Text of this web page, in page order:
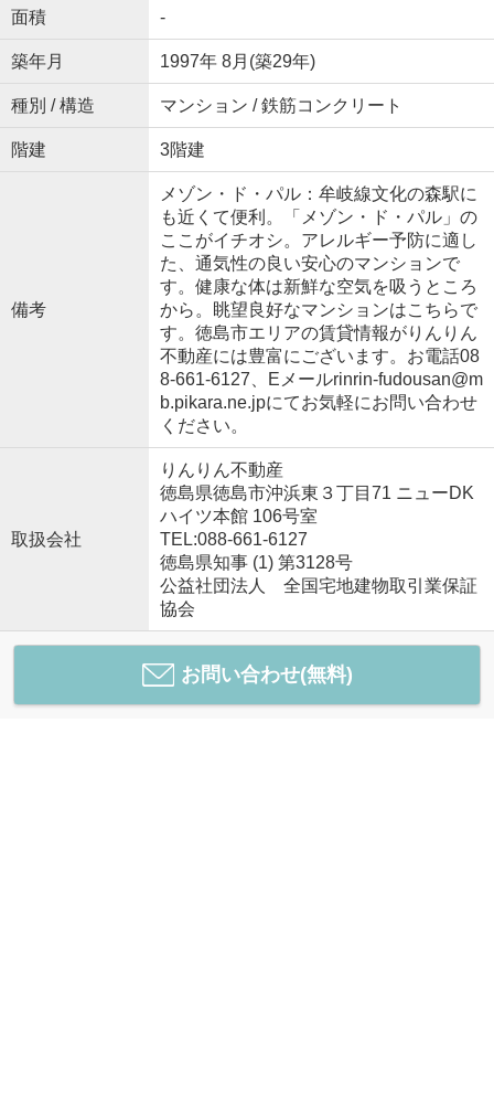
面積 -
築年月 1997年 8月(築29年)
種別 / 構造 マンション / 鉄筋コンクリート
階建 3階建
備考
メゾン・ド・パル：牟岐線文化の森駅に
も近くて便利。「メゾン・ド・パル」の
ここがイチオシ。アレルギー予防に適し
た、通気性の良い安心のマンションで
す。健康な体は新鮮な空気を吸うところ
から。眺望良好なマンションはこちらで
す。徳島市エリアの賃貸情報がりんりん
不動産には豊富にございます。お電話08
8-661-6127、Eメールrinrin-fudousan@m
b.pikara.ne.jpにてお気軽にお問い合わせ
ください。
取扱会社
りんりん不動産
徳島県徳島市沖浜東３丁目71 ニューDK
ハイツ本館 106号室
TEL:088-661-6127
徳島県知事 (1) 第3128号
公益社団法人 全国宅地建物取引業保証
協会
お問い合わせ(無料)